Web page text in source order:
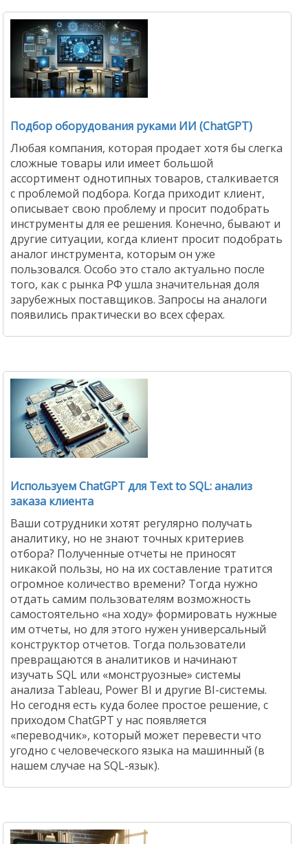
Подбор оборудования руками ИИ (ChatGPT)
Любая компания, которая продает хотя бы слегка
сложные товары или имеет большой
ассортимент однотипных товаров, сталкивается
с проблемой подбора. Когда приходит клиент,
описывает свою проблему и просит подобрать
инструменты для ее решения. Конечно, бывают и
другие ситуации, когда клиент просит подобрать
аналог инструмента, которым он уже
пользовался. Особо это стало актуально после
того, как с рынка РФ ушла значительная доля
зарубежных поставщиков. Запросы на аналоги
появились практически во всех сферах.
Используем ChatGPT для Text to SQL: анализ
заказа клиента
Ваши сотрудники хотят регулярно получать
аналитику, но не знают точных критериев
отбора? Полученные отчеты не приносят
никакой пользы, но на их составление тратится
огромное количество времени? Тогда нужно
отдать самим пользователям возможность
самостоятельно «на ходу» формировать нужные
им отчеты, но для этого нужен универсальный
конструктор отчетов. Тогда пользователи
превращаются в аналитиков и начинают
изучать SQL или «монструозные» системы
анализа Tableau, Power BI и другие BI-системы.
Но сегодня есть куда более простое решение, с
приходом ChatGPT у нас появляется
«переводчик», который может перевести что
угодно с человеческого языка на машинный (в
нашем случае на SQL-язык).